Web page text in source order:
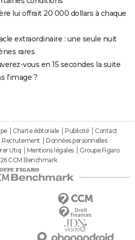
lui offrait 20 000 dollars à chaque
extraordinaire : une seule nuit
rares
vous en 15 secondes la suite
l'image ?
Charte éditoriale Publicité
Contact
Recrutement
Données personnelles
Utiq Mentions légales
Groupe Figaro
CCM Benchmark